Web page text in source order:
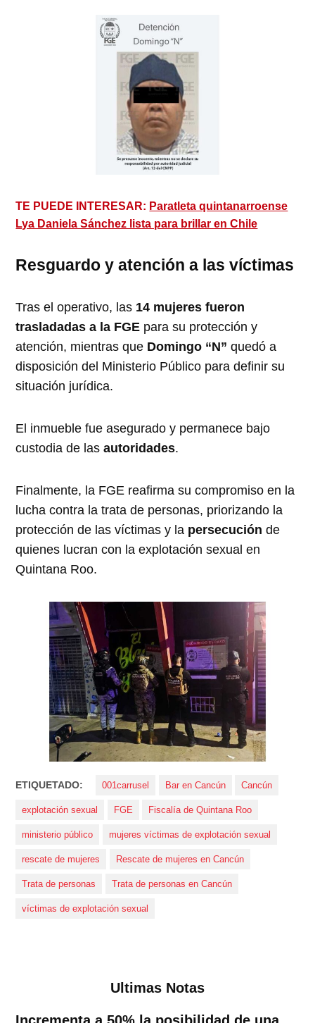
TE PUEDE INTERESAR: Paratleta quintanarroense
Lya Daniela Sánchez lista para brillar en Chile
Resguardo y atención a las víctimas
Tras el operativo, las 14 mujeres fueron
trasladadas a la FGE para su protección y
atención, mientras que Domingo “N” quedó a
disposición del Ministerio Público para definir su
situación jurídica.
El inmueble fue asegurado y permanece bajo
custodia de las autoridades.
Finalmente, la FGE reafirma su compromiso en la
lucha contra la trata de personas, priorizando la
protección de las víctimas y la persecución de
quienes lucran con la explotación sexual en
Quintana Roo.
ETIQUETADO: 001carrusel Bar en Cancún Cancún
explotación sexual FGE Fiscalía de Quintana Roo
ministerio público mujeres víctimas de explotación sexual
rescate de mujeres Rescate de mujeres en Cancún
Trata de personas Trata de personas en Cancún
víctimas de explotación sexual
Ultimas Notas